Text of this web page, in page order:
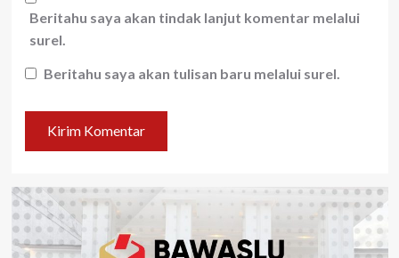
Beritahu saya akan tindak lanjut komentar melalui
surel.
Beritahu saya akan tulisan baru melalui surel.